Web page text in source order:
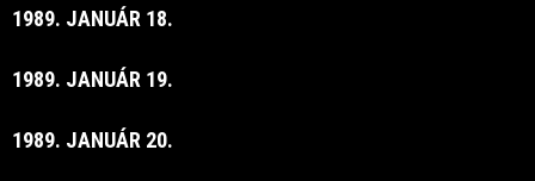
1989. JANUÁR 18.
1989. JANUÁR 19.
1989. JANUÁR 20.